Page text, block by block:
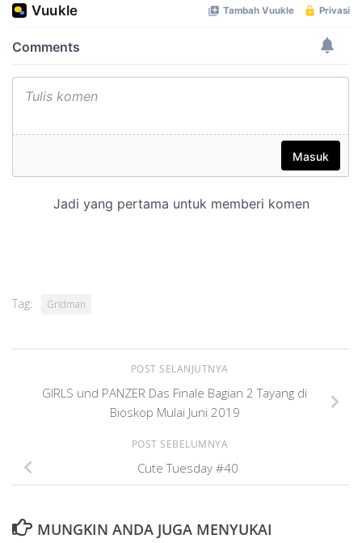
Tag: Gridman
POST SELANJUTNYA
GIRLS und PANZER Das Finale Bagian 2 Tayang di
Bioskop Mulai Juni 2019
POST SEBELUMNYA
Cute Tuesday #40
MUNGKIN ANDA JUGA MENYUKAI